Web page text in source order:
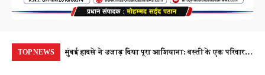
TOP NEWS
1.10 करोड़
मुंबई हादसे ने उजाड़ दिया पूरा आशियाना: बस्ती के एक परिवार के